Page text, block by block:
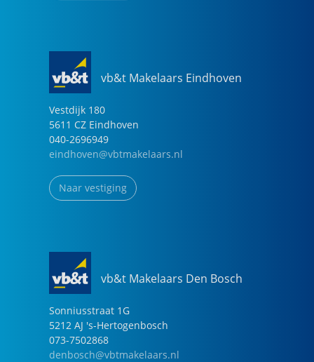
vb&t Makelaars Eindhoven
Vestdijk 180
5611 CZ Eindhoven
040-2696949
eindhoven@vbtmakelaars.nl
Naar vestiging
vb&t Makelaars Den Bosch
Sonniusstraat 1G
5212 AJ 's-Hertogenbosch
073-7502868
denbosch@vbtmakelaars.nl